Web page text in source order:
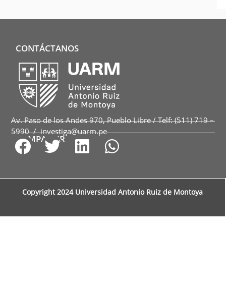
CONTÁCTANOS
Av. Paso de los Andes 970, Pueblo Libre / Telf: (511) 719 –
5990 / investiga@uarm.pe
COMPARTIR
Copyright 2024 Universidad Antonio Ruiz de Montoya